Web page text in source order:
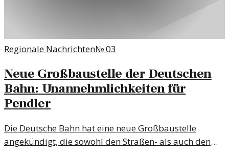
Regionale Nachrichten№03
Neue Großbaustelle der Deutschen
Bahn: Unannehmlichkeiten für
Pendler
Die Deutsche Bahn hat eine neue Großbaustelle
angekündigt, die sowohl den Straßen- als auch den